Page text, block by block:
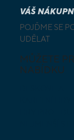
VÁŠ
POJĎME SE
UDĚLAT
MŮŽETE
NABÍDKU